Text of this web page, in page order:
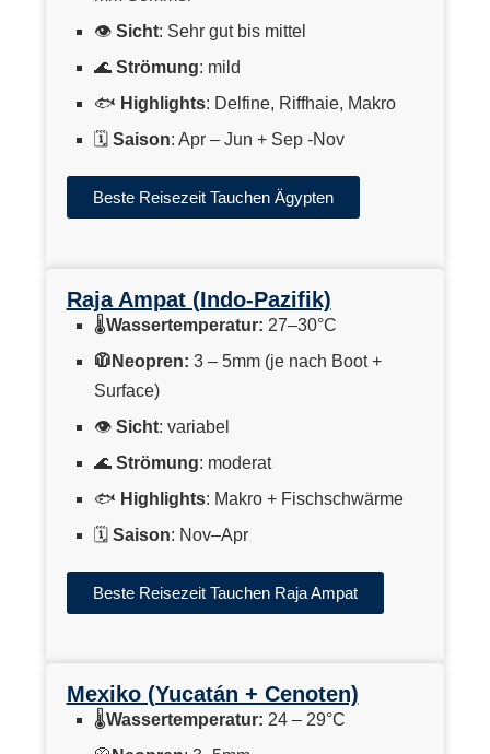
👁 Sicht: Sehr gut bis mittel
🌊 Strömung: mild
🐟 Highlights: Delfine, Riffhaie, Makro
🗓 Saison: Apr – Jun + Sep -Nov
Beste Reisezeit Tauchen Ägypten
Raja Ampat (Indo-Pazifik)
🌡Wassertemperatur: 27–30°C
🧥Neopren: 3 – 5mm (je nach Boot +
Surface)
👁 Sicht: variabel
🌊 Strömung: moderat
🐟 Highlights: Makro + Fischschwärme
🗓 Saison: Nov–Apr
Beste Reisezeit Tauchen Raja Ampat
Mexiko (Yucatán + Cenoten)
🌡Wassertemperatur: 24 – 29°C